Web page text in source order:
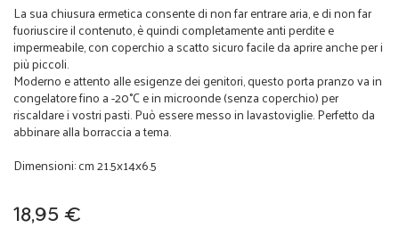
La sua chiusura ermetica consente di non far entrare aria, e di non far
fuoriuscire il contenuto, è quindi completamente anti perdite e
impermeabile, con coperchio a scatto sicuro facile da aprire anche per i
più piccoli.
Moderno e attento alle esigenze dei genitori, questo porta pranzo va in
congelatore fino a -20°C e in microonde (senza coperchio) per
riscaldare i vostri pasti. Può essere messo in lavastoviglie. Perfetto da
abbinare alla borraccia a tema.
Dimensioni: cm 21.5x14x6.5
18,95 €